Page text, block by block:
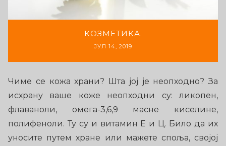
КОЗМЕТИКА.
ЈУЛ 14, 2019
Чиме се кожа храни? Шта јој је неопходно? За
исхрану ваше коже неопходни су: ликопен,
флаваноли, омега-3,6,9 масне киселине,
полифеноли. Ту су и витамин Е и Ц. Било да их
уносите путем хране или мажете споља, својој